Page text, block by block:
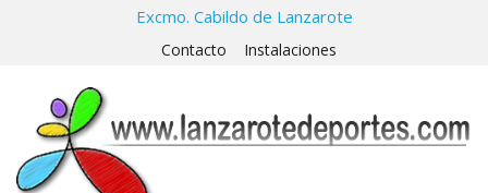
Excmo. Cabildo de Lanzarote
Contacto Instalaciones